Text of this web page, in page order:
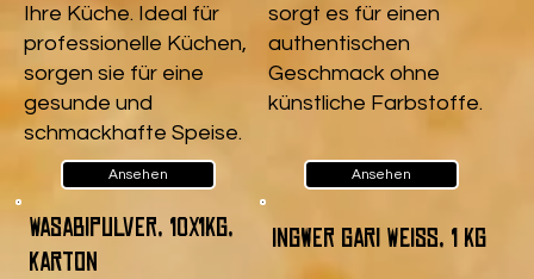
Ihre Küche. Ideal für
professionelle Küchen,
sorgen sie für eine
gesunde und
schmackhafte Speise.
Ansehen
sorgt es für einen
authentischen
Geschmack ohne
künstliche Farbstoffe.
Ansehen
Wasabipulver, 10x1kg,
Karton
Ingwer Gari Weiß, 1 kg